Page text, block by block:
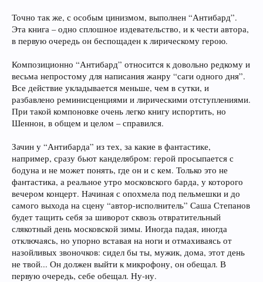
Точно так же, с особым цинизмом, выполнен “Антибард”.
Эта книга – одно сплошное издевательство, и к чести автора,
в первую очередь он беспощаден к лирическому герою.
Композиционно “Антибард” относится к довольно редкому и
весьма непростому для написания жанру “саги одного дня”.
Все действие укладывается меньше, чем в сутки, и
разбавлено реминисценциями и лирическими отступлениями.
При такой компоновке очень легко книгу испортить, но
Шеннон, в общем и целом – справился.
Зачин у “Антибарда” из тех, за какие в фантастике,
например, сразу бьют канделябром: герой просыпается с
бодуна и не может понять, где он и с кем. Только это не
фантастика, а реальное утро московского барда, у которого
вечером концерт. Начиная с опохмела под пельмешки и до
самого выхода на сцену “автор-исполнитель” Саша Степанов
будет тащить себя за шиворот сквозь отвратительный
слякотный день московской зимы. Иногда падая, иногда
отключаясь, но упорно вставая на ноги и отмахиваясь от
назойливых звоночков: сидел бы ты, мужик, дома, этот день
не твой... Он должен выйти к микрофону, он обещал. В
первую очередь, себе обещал. Ну-ну.